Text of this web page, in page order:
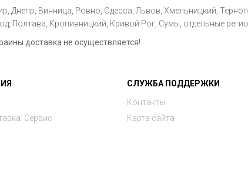
Днепр, Винница, Ровно, Одесса, Львов, Хмельницкий,
Полтава, Кропивницкий, Кривой Рог, Сумы, отдельные
доставка не осуществляется!
Сервис
СЛУЖБА ПОДДЕРЖКИ
Контакты
Карта сайта